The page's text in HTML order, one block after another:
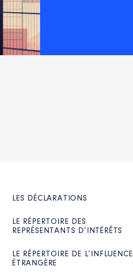
LES DÉCLARATIONS
LE RÉPERTOIRE DES
REPRÉSENTANTS D’INTÉRÊTS
LE RÉPERTOIRE DE L’INFLUENCE
ÉTRANGÈRE